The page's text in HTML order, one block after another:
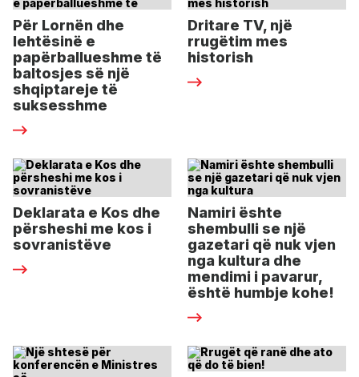
Për Lornën dhe
lehtësinë e
papërballueshme të
baltosjes së një
shqiptareje të
suksesshme
Dritare TV, një
rrugëtim mes
historish
Deklarata e Kos dhe
përsheshi me kos i
sovranistëve
Namiri ështe
shembulli se një
gazetari që nuk vjen
nga kultura dhe
mendimi i pavarur,
është humbje kohe!